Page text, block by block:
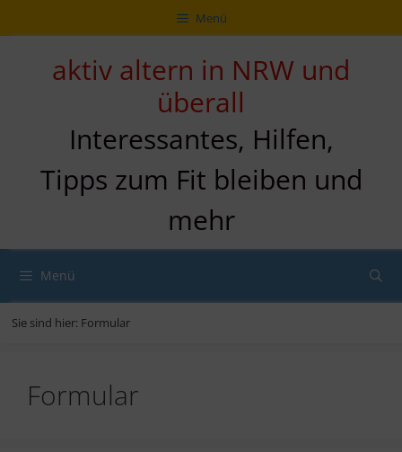
Inhalt
zur
Navigation
Inhalt
Menü
aktiv altern in NRW und
überall
Interessantes, Hilfen,
Tipps zum Fit bleiben und
mehr
Menü
Sie sind hier: Formular
Formular